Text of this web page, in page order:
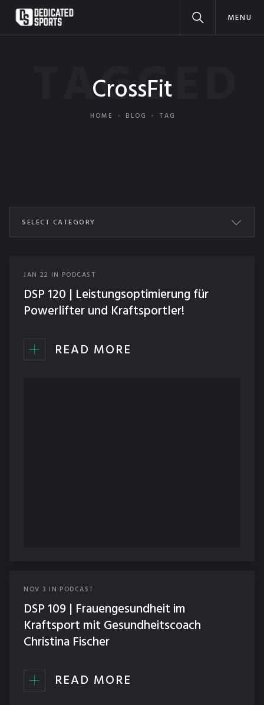
MENU
CrossFit
TAGGED
HOME BLOG TAG
SELECT CATEGORY
ERNÄHRUNG
NEWS
TECHNIK
JAN 22 IN PODCAST
DSP 120 | Leistungsoptimierung für
Powerlifter und Kraftsportler!
READ MORE
NOV 3 IN PODCAST
DSP 109 | Frauengesundheit im
Kraftsport mit Gesundheitscoach
Christina Fischer
READ MORE